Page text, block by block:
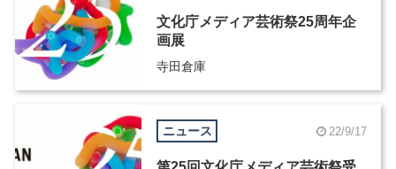
文化庁メディア芸術祭25周年企
画展
寺田倉庫
ニュース 22/9/17